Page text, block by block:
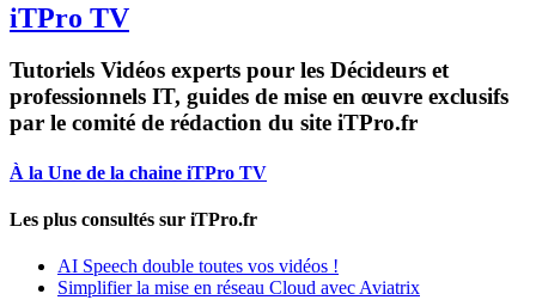
iTPro TV
Tutoriels Vidéos experts pour les Décideurs et
professionnels IT, guides de mise en œuvre exclusifs
par le comité de rédaction du site iTPro.fr
À la Une de la chaine iTPro TV
Les plus consultés sur iTPro.fr
AI Speech double toutes vos vidéos !
Simplifier la mise en réseau Cloud avec Aviatrix